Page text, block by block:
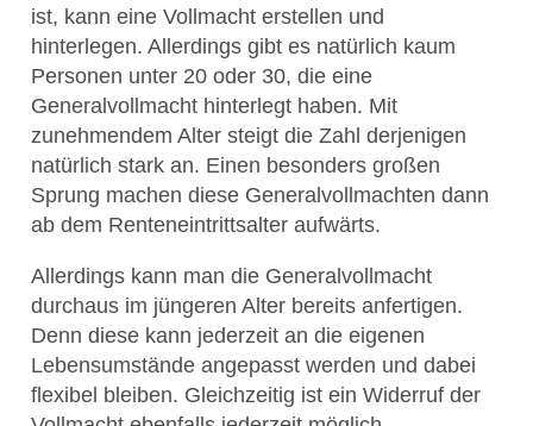
ist, kann eine Vollmacht erstellen und
hinterlegen. Allerdings gibt es natürlich kaum
Personen unter 20 oder 30, die eine
Generalvollmacht hinterlegt haben. Mit
zunehmendem Alter steigt die Zahl derjenigen
natürlich stark an. Einen besonders großen
Sprung machen diese Generalvollmachten dann
ab dem Renteneintrittsalter aufwärts.
Allerdings kann man die Generalvollmacht
durchaus im jüngeren Alter bereits anfertigen.
Denn diese kann jederzeit an die eigenen
Lebensumstände angepasst werden und dabei
flexibel bleiben. Gleichzeitig ist ein Widerruf der